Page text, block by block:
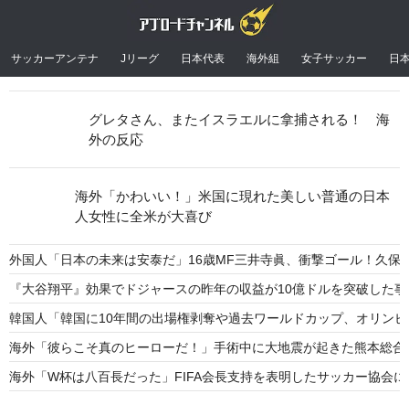
サッカーアンテナ Jリーグ 日本代表 海外組 女子サッカー 日
外国人「日本の未来は安泰だ」16歳MF三井寺眞、衝撃ゴール！久
『大谷翔平』効果でドジャースの昨年の収益が10億ドルを突破した
韓国人「韓国に10年間の出場権剥奪や過去ワールドカップ、オリン
海外「彼らこそ真のヒーローだ！」手術中に大地震が起きた熊本総
海外「W杯は八百長だった」FIFA会長支持を表明したサッカー協会
グレタさん、またイスラエルに拿捕される！ 海
外の反応
海外「かわいい！」米国に現れた美しい普通の日本
人女性に全米が大喜び